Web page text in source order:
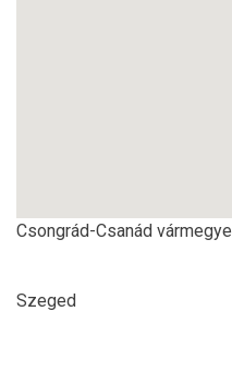
Csongrád-Csanád vármegye
Szeged